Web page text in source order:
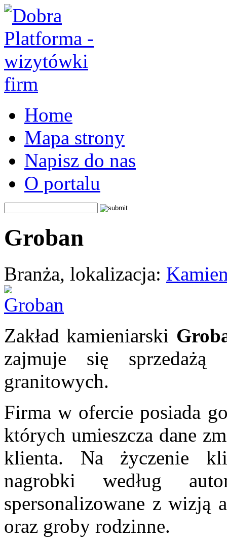
Home
Mapa strony
Napisz do nas
O portalu
Groban
Branża, lokalizacja:
Zakład kamieniarski
zajmuje się sprzedażą
granitowych.
Firma w ofercie posiada
których umieszcza dane
klienta. Na życzenie
nagrobki według
spersonalizowane z wizją
oraz groby rodzinne.